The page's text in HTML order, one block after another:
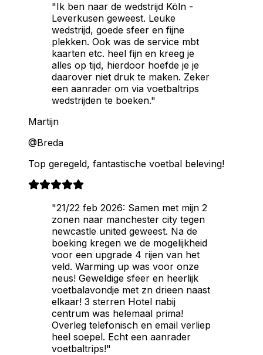
"Ik ben naar de wedstrijd Köln -
Leverkusen geweest. Leuke
wedstrijd, goede sfeer en fijne
plekken. Ook was de service mbt
kaarten etc. heel fijn en kreeg je
alles op tijd, hierdoor hoefde je je
daarover niet druk te maken. Zeker
een aanrader om via voetbaltrips
wedstrijden te boeken."
Martijn
@Breda
Top geregeld, fantastische voetbal beleving!
"21/22 feb 2026: Samen met mijn 2
zonen naar manchester city tegen
newcastle united geweest. Na de
boeking kregen we de mogelijkheid
voor een upgrade 4 rijen van het
veld. Warming up was voor onze
neus! Geweldige sfeer en heerlijk
voetbalavondje met zn drieen naast
elkaar! 3 sterren Hotel nabij
centrum was helemaal prima!
Overleg telefonisch en email verliep
heel soepel. Echt een aanrader
voetbaltrips!"